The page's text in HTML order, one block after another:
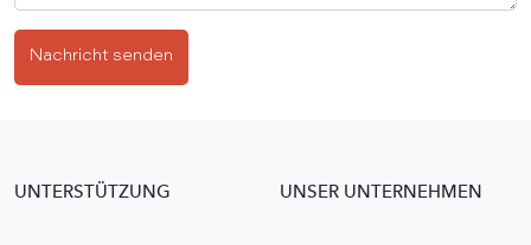
Nachricht senden
UNTERSTÜTZUNG UNSER UNTERNEHMEN